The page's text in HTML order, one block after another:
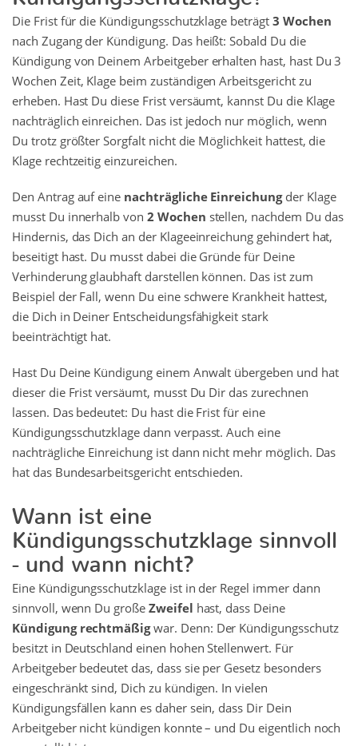
Die Frist für die Kündigungsschutzklage beträgt 3 Wochen
nach Zugang der Kündigung. Das heißt: Sobald Du die
Kündigung von Deinem Arbeitgeber erhalten hast, hast Du 3
Wochen Zeit, Klage beim zuständigen Arbeitsgericht zu
erheben. Hast Du diese Frist versäumt, kannst Du die Klage
nachträglich einreichen. Das ist jedoch nur möglich, wenn
Du trotz größter Sorgfalt nicht die Möglichkeit hattest, die
Klage rechtzeitig einzureichen.
Den Antrag auf eine nachträgliche Einreichungder Klage
musst Du innerhalb von 2 Wochen stellen, nachdem Du das
Hindernis, das Dich an der Klageeinreichung gehindert hat,
beseitigt hast. Du musst dabei die Gründe für Deine
Verhinderung glaubhaft darstellen können. Das ist zum
Beispiel der Fall, wenn Du eine schwere Krankheit hattest,
die Dich in Deiner Entscheidungsfähigkeit stark
beeinträchtigt hat.
Hast Du Deine Kündigung einem Anwalt übergeben und hat
dieser die Frist versäumt, musst Du Dir das zurechnen
lassen. Das bedeutet: Du hast die Frist für eine
Kündigungsschutzklage dann verpasst. Auch eine
nachträgliche Einreichung ist dann nicht mehr möglich. Das
hat das Bundesarbeitsgericht entschieden.
Wann ist eine
Kündigungsschutzklage sinnvoll
- und wann nicht?
Eine Kündigungsschutzklage ist in der Regel immer dann
sinnvoll, wenn Du große Zweifel hast, dass Deine
Kündigung rechtmäßigwar. Denn: Der Kündigungsschutz
besitzt in Deutschland einen hohen Stellenwert. Für
Arbeitgeber bedeutet das, dass sie per Gesetz besonders
eingeschränkt sind, Dich zu kündigen. In vielen
Kündigungsfällen kann es daher sein, dass Dir Dein
Arbeitgeber nicht kündigen konnte – und Du eigentlich noch